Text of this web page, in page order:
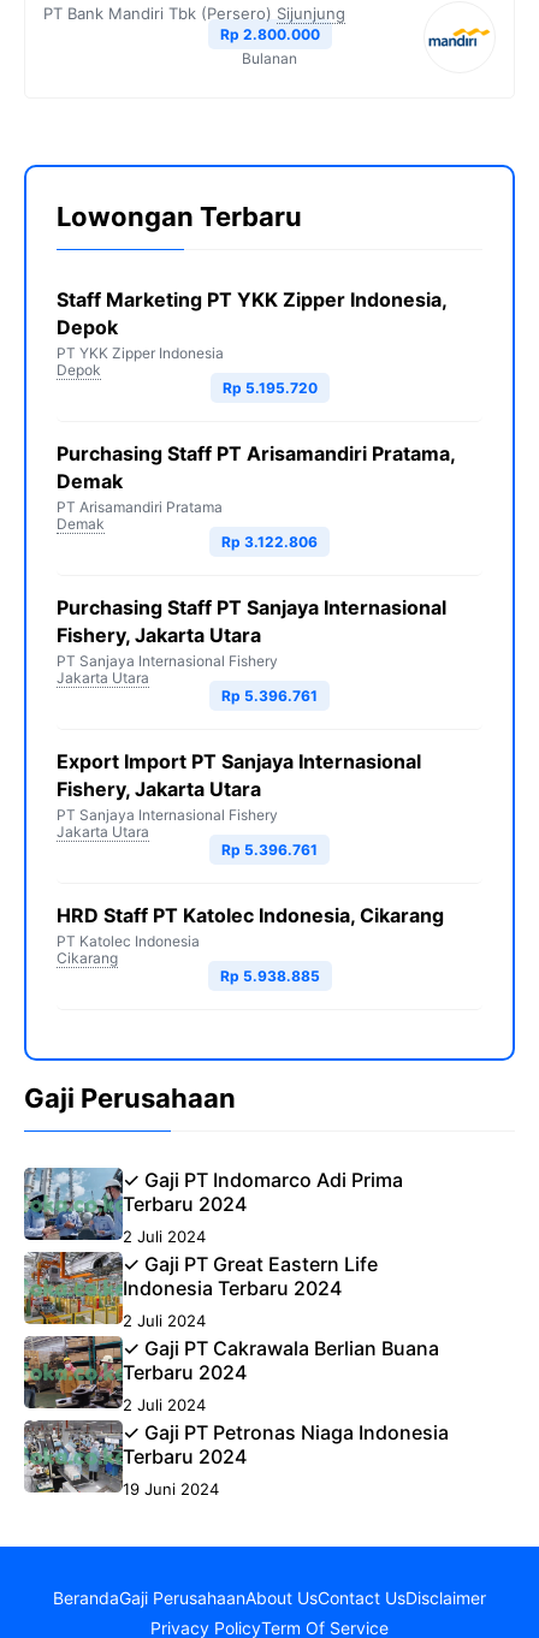
PT Bank Mandiri Tbk (Persero) Sijunjung
Rp 2.800.000
Bulanan
Lowongan Terbaru
Staff Marketing PT YKK Zipper Indonesia,
Depok
PT YKK Zipper Indonesia
Depok
Rp 5.195.720
Purchasing Staff PT Arisamandiri Pratama,
Demak
PT Arisamandiri Pratama
Demak
Rp 3.122.806
Purchasing Staff PT Sanjaya Internasional
Fishery, Jakarta Utara
PT Sanjaya Internasional Fishery
Jakarta Utara
Rp 5.396.761
Export Import PT Sanjaya Internasional
Fishery, Jakarta Utara
PT Sanjaya Internasional Fishery
Jakarta Utara
Rp 5.396.761
HRD Staff PT Katolec Indonesia, Cikarang
PT Katolec Indonesia
Cikarang
Rp 5.938.885
Gaji Perusahaan
✓ Gaji PT Indomarco Adi Prima
Terbaru 2024
2 Juli 2024
✓ Gaji PT Great Eastern Life
Indonesia Terbaru 2024
2 Juli 2024
✓ Gaji PT Cakrawala Berlian Buana
Terbaru 2024
2 Juli 2024
✓ Gaji PT Petronas Niaga Indonesia
Terbaru 2024
19 Juni 2024
BerandaGaji PerusahaanAbout UsContact UsDisclaimer
Privacy PolicyTerm Of Service